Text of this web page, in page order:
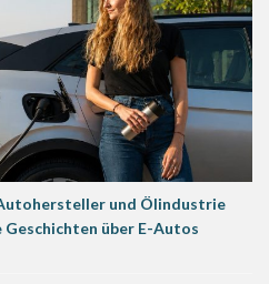
und Ölindustrie
über E-Autos